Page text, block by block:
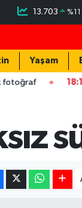
13.703 %11
Yaşam
18:10